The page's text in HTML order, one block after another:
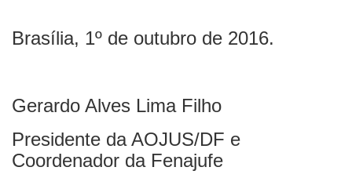
Brasília, 1º de outubro de 2016.
Gerardo Alves Lima Filho
Presidente da AOJUS/DF e
Coordenador da Fenajufe